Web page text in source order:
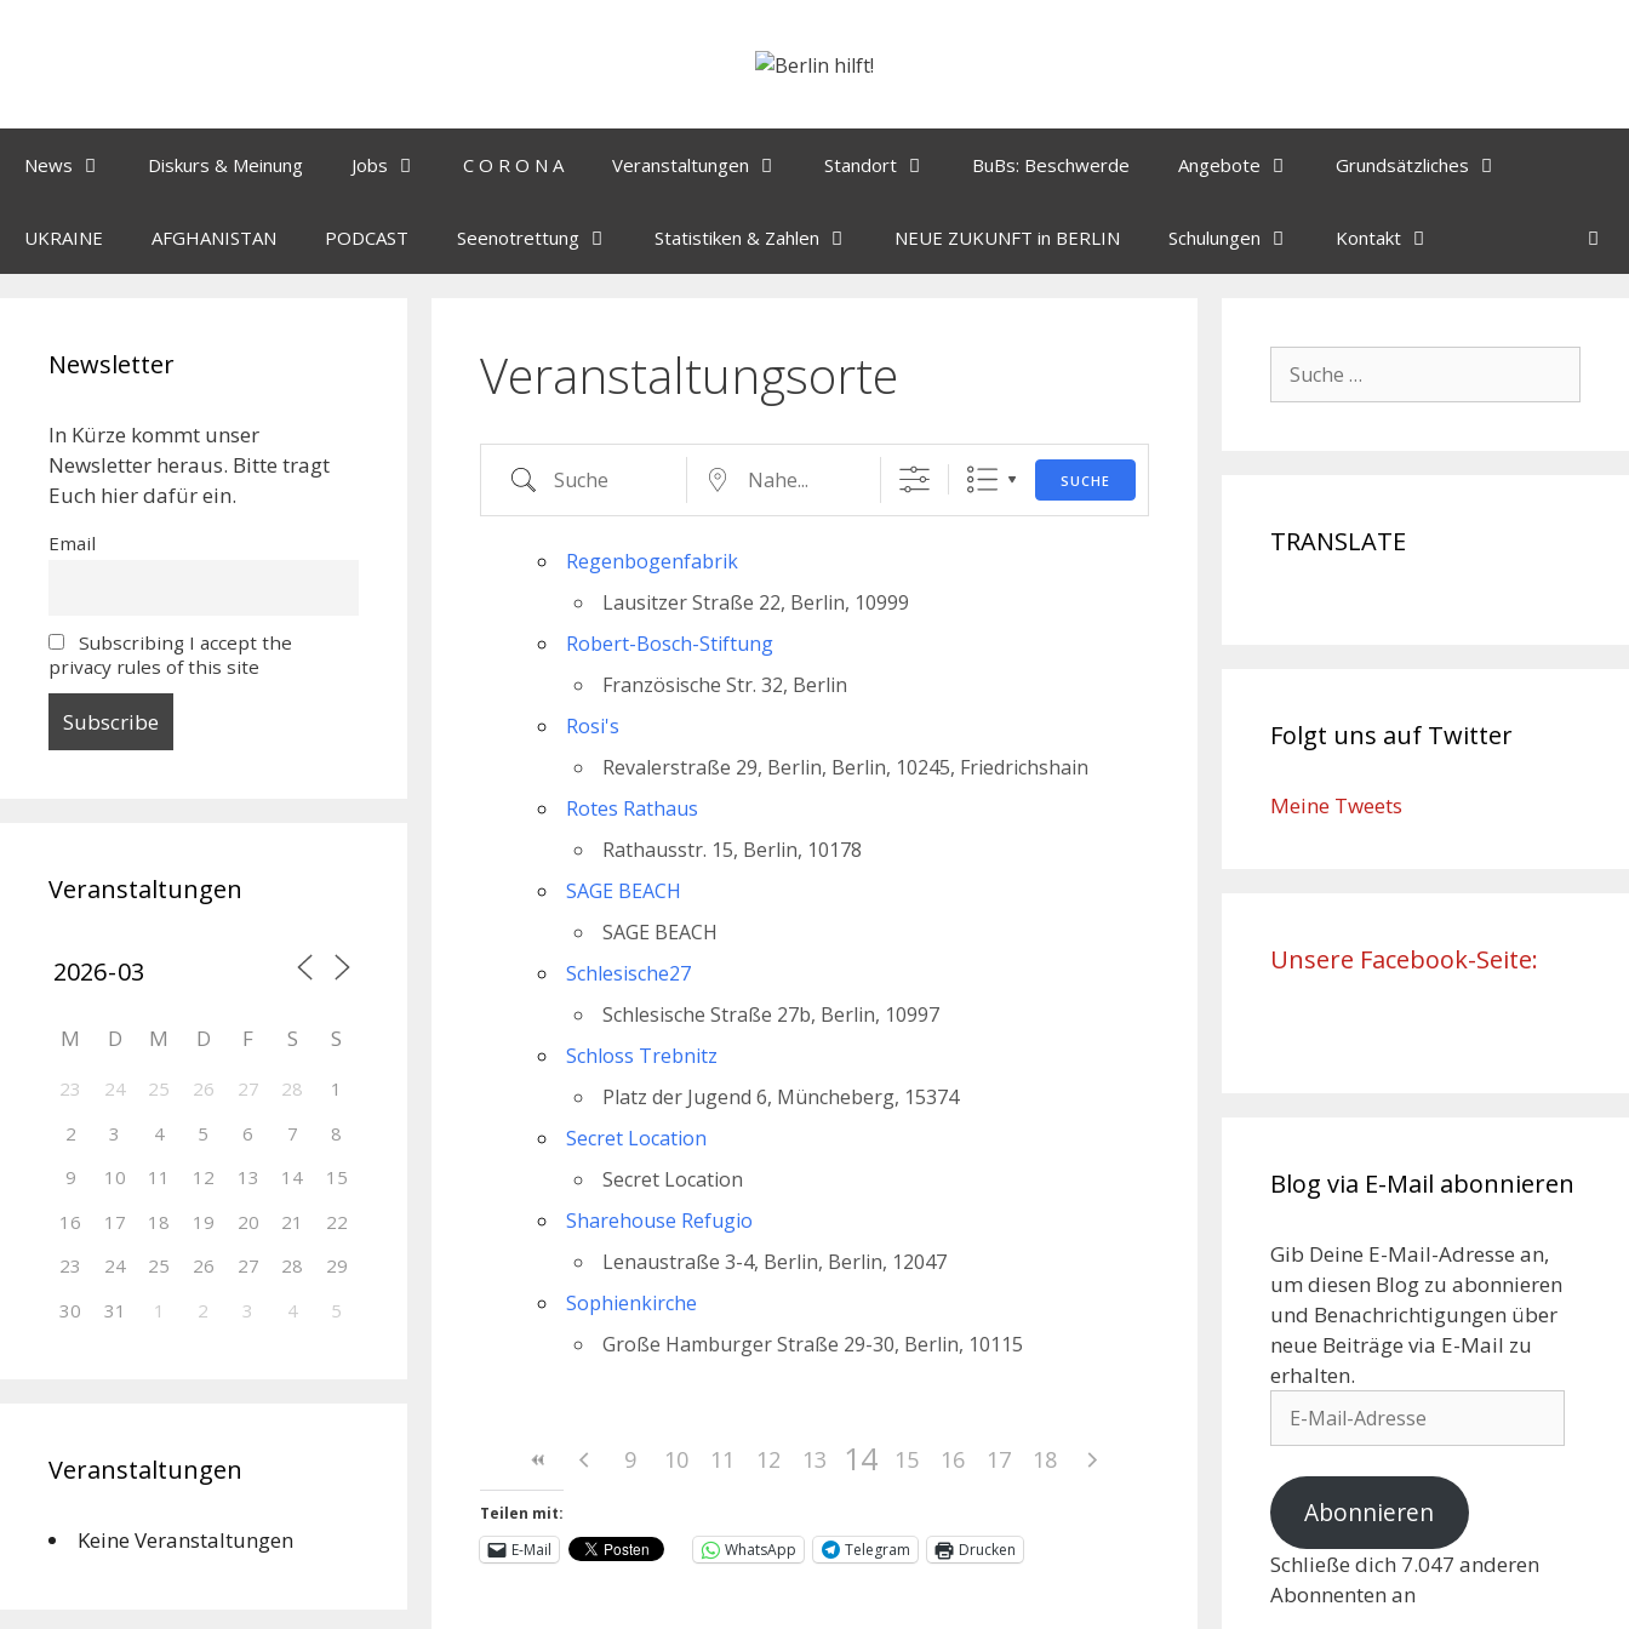
News Diskurs & Meinung Jobs C O R O N A Veranstaltungen Standort BuBs: Beschwerde Angebote Grundsätzliches
UKRAINE AFGHANISTAN PODCAST Seenotrettung Statistiken & Zahlen NEUE ZUKUNFT in BERLIN Schulungen Kontakt
Veranstaltungsorte
SUCHE
Regenbogenfabrik
Lausitzer Straße 22, Berlin, 10999
Robert-Bosch-Stiftung
Französische Str. 32, Berlin
Rosi's
Revalerstraße 29, Berlin, Berlin, 10245, Friedrichshain
Rotes Rathaus
Rathausstr. 15, Berlin, 10178
SAGE BEACH
SAGE BEACH
Schlesische27
Schlesische Straße 27b, Berlin, 10997
Schloss Trebnitz
Platz der Jugend 6, Müncheberg, 15374
Secret Location
Secret Location
Sharehouse Refugio
Lenaustraße 3-4, Berlin, Berlin, 12047
Sophienkirche
Große Hamburger Straße 29-30, Berlin, 10115
9 10 11 12 13 14 15 16 17 18
Teilen mit:
E-Mail
WhatsApp Telegram Drucken
Newsletter
In Kürze kommt unser
Newsletter heraus. Bitte tragt
Euch hier dafür ein.
Email
Subscribing I accept the
privacy rules of this site
Veranstaltungen
M D M D F S S
23 24 25 26 27 28
1
2
3 4 5 6 7
8
9
10 11 12 13 14
15
16
17 18 19 20 21
22
23
24 25 26 27 28
29
30
31 1 2 3 4 5
Veranstaltungen
Keine Veranstaltungen
TRANSLATE
Folgt uns auf Twitter
Meine Tweets
Unsere Facebook-Seite:
Blog via E-Mail abonnieren
Gib Deine E-Mail-Adresse an,
um diesen Blog zu abonnieren
und Benachrichtigungen über
neue Beiträge via E-Mail zu
erhalten.
Abonnieren
Schließe dich 7.047 anderen
Abonnenten an